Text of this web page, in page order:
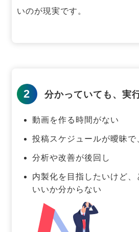
いのが現実です。
2 分かっていても、実
動画を作る時間がない
投稿スケジュールが曖昧で
分析や改善が後回し
内製化を目指したいけど
いいか分からない